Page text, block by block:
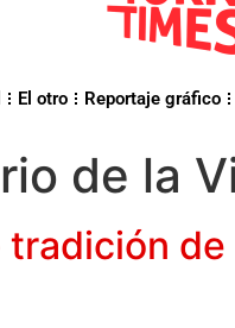
El otro Reportaje gráfico
de la